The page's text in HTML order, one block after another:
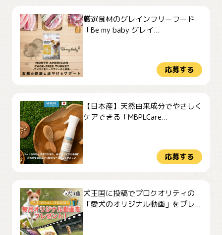
厳選食材のグレインフリーフード
「Be my baby グレイ...
応募する
【日本産】天然由来成分でやさしく
ケアできる「MBPLCare...
応募する
犬王国に投稿でプロクオリティの
「愛犬のオリジナル動画」をプレ...